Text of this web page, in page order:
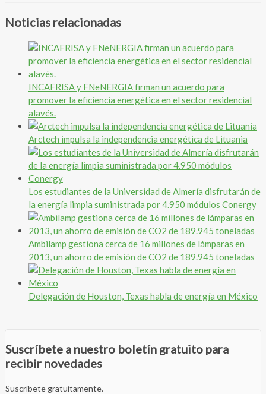
Noticias relacionadas
INCAFRISA y FNeNERGIA firman un acuerdo para
promover la eficiencia energética en el sector residencial
alavés.
Arctech impulsa la independencia energética de Lituania
Los estudiantes de la Universidad de Almería disfrutarán de
la energía limpia suministrada por 4.950 módulos Conergy
Ambilamp gestiona cerca de 16 millones de lámparas en
2013, un ahorro de emisión de CO2 de 189.945 toneladas
Delegación de Houston, Texas habla de energía en México
Suscríbete a nuestro boletín gratuito para
recibir novedades
Suscríbete gratuitamente.